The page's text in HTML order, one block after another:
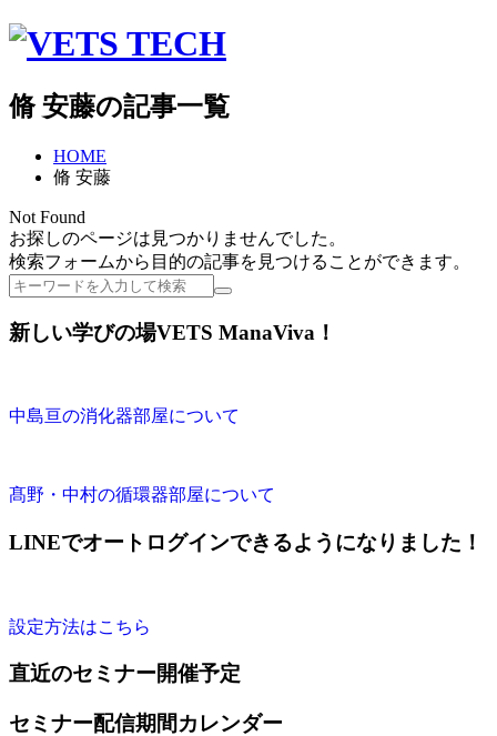
脩 安藤の記事一覧
HOME
脩 安藤
Not Found
お探しのページは見つかりませんでした。
検索フォームから目的の記事を見つけることができます。
検
新しい学びの場VETS ManaViva！
中島亘の消化器部屋について
髙野・中村の循環器部屋について
LINEでオートログインできるようになりました！
設定方法はこちら
直近のセミナー開催予定
セミナー配信期間カレンダー